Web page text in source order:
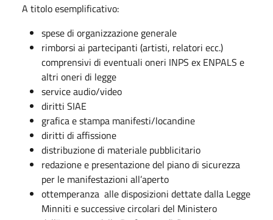
A titolo esemplificativo:
spese di organizzazione generale
rimborsi ai partecipanti (artisti, relatori ecc.)
comprensivi di eventuali oneri INPS ex ENPALS e
altri oneri di legge
service audio/video
diritti SIAE
grafica e stampa manifesti/locandine
diritti di affissione
distribuzione di materiale pubblicitario
redazione e presentazione del piano di sicurezza
per le manifestazioni all’aperto
ottemperanza alle disposizioni dettate dalla Legge
Minniti e successive circolari del Ministero